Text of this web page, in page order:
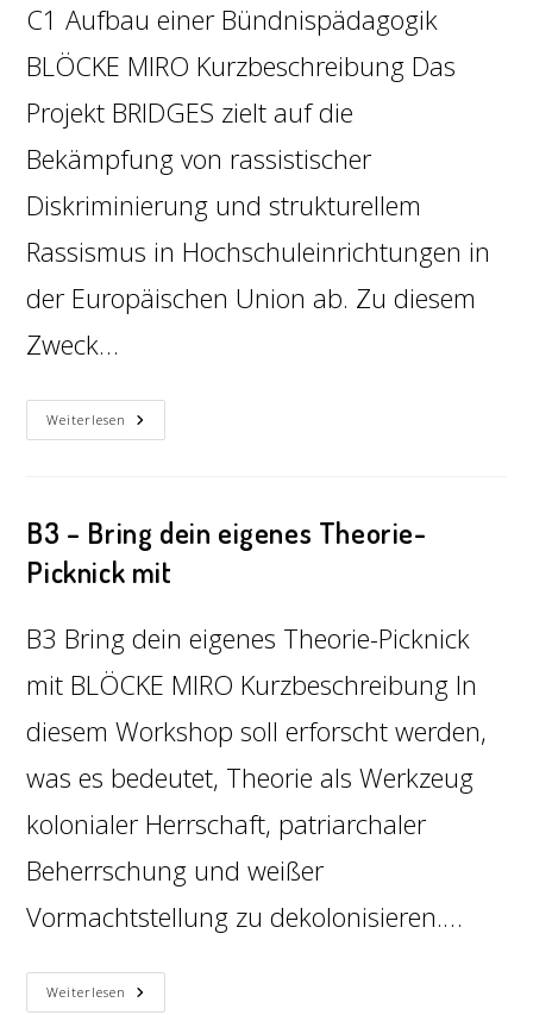
C1 Aufbau einer Bündnispädagogik
BLÖCKE MIRO Kurzbeschreibung Das
Projekt BRIDGES zielt auf die
Bekämpfung von rassistischer
Diskriminierung und strukturellem
Rassismus in Hochschuleinrichtungen in
der Europäischen Union ab. Zu diesem
Zweck…
Weiterlesen
B3 – Bring dein eigenes Theorie-
Picknick mit
B3 Bring dein eigenes Theorie-Picknick
mit BLÖCKE MIRO Kurzbeschreibung In
diesem Workshop soll erforscht werden,
was es bedeutet, Theorie als Werkzeug
kolonialer Herrschaft, patriarchaler
Beherrschung und weißer
Vormachtstellung zu dekolonisieren.…
Weiterlesen